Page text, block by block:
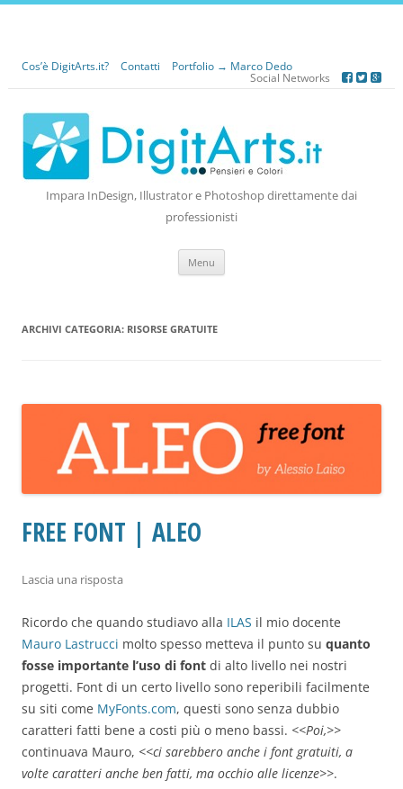
Cos’è DigitArts.it? Contatti
Portfolio → Marco Dedo
Social Networks
Impara InDesign, Illustrator e Photoshop direttamente dai
professionisti
Menu
ARCHIVI CATEGORIA: RISORSE GRATUITE
FREE FONT | ALEO
Lascia una risposta
Ricordo che quando studiavo alla ILAS il mio docente
Mauro Lastrucci molto spesso metteva il punto su quanto
fosse importante l’uso di font di alto livello nei nostri
progetti. Font di un certo livello sono reperibili facilmente
su siti come MyFonts.com, questi sono senza dubbio
caratteri fatti bene a costi più o meno bassi. <<Poi,>>
continuava Mauro, <<ci sarebbero anche i font gratuiti, a
volte caratteri anche ben fatti, ma occhio alle licenze>>.